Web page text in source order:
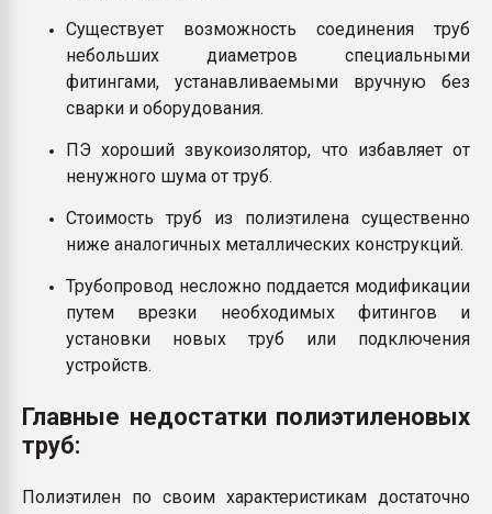
Существует возможность соединения труб
небольших диаметров специальными
фитингами, устанавливаемыми вручную без
сварки и оборудования.
ПЭ хороший звукоизолятор, что избавляет от
ненужного шума от труб.
Стоимость труб из полиэтилена существенно
ниже аналогичных металлических конструкций.
Трубопровод несложно поддается модификации
путем врезки необходимых фитингов и
установки новых труб или подключения
устройств.
Главные недостатки полиэтиленовых
труб:
Полиэтилен по своим характеристикам достаточно